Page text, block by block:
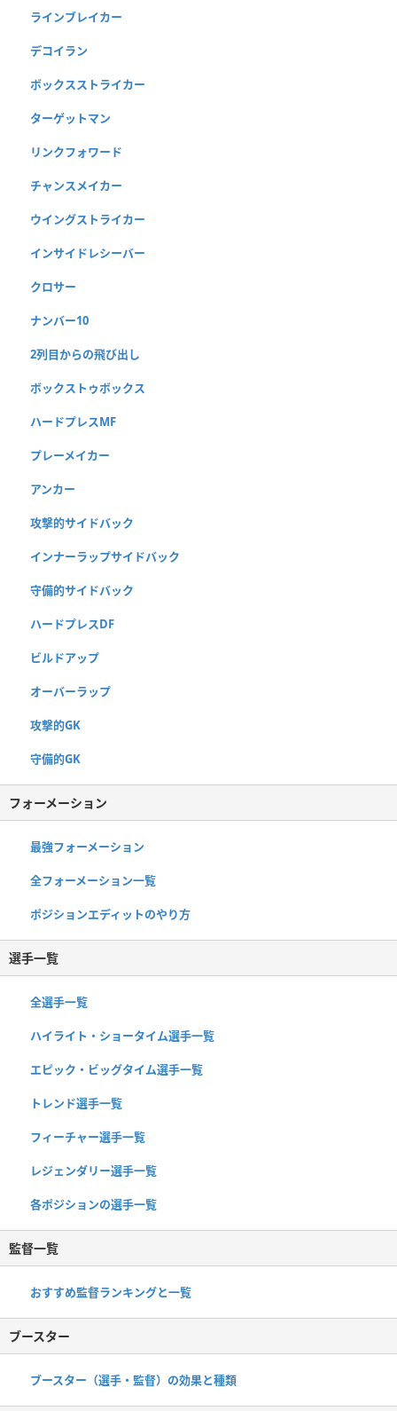
ラインブレイカー
デコイラン
ボックスストライカー
ターゲットマン
リンクフォワード
チャンスメイカー
ウイングストライカー
インサイドレシーバー
クロサー
ナンバー10
2列目からの飛び出し
ボックストゥボックス
ハードプレスMF
プレーメイカー
アンカー
攻撃的サイドバック
インナーラップサイドバック
守備的サイドバック
ハードプレスDF
ビルドアップ
オーバーラップ
攻撃的GK
守備的GK
フォーメーション
最強フォーメーション
全フォーメーション一覧
ポジションエディットのやり方
選手一覧
全選手一覧
ハイライト・ショータイム選手一覧
エピック・ビッグタイム選手一覧
トレンド選手一覧
フィーチャー選手一覧
レジェンダリー選手一覧
各ポジションの選手一覧
監督一覧
おすすめ監督ランキングと一覧
ブースター
ブースター（選手・監督）の効果と種類